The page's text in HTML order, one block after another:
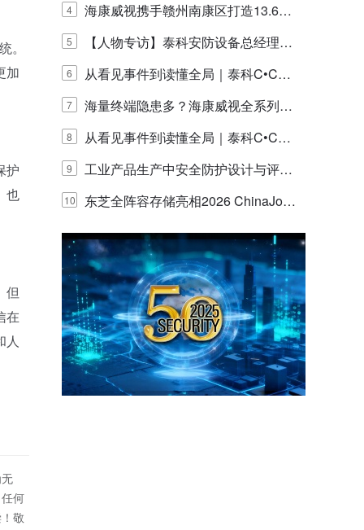
加
护
也
但
在
人
何
敬
能培训正式启动！
4
海康威视携手赣州南康区打造13.6公
里绿波网
5
【人物专访】泰科安防设备总经理张
宁解码安防出海新范式
6
从看见事件到读懂全局｜泰科C•CUR
E IQ 3.20开启安防运营智能新时代
7
海量终端隐患多？海康威视全系列物
联安全产品，四层守护更放心！
8
从看见事件到读懂全局｜泰科C•CUR
E IQ 3.20开启安防运营智能新时代
9
工业产品生产中安全防护设计与评估
的实践与探讨
10
东芝全阵容存储亮相2026 ChinaJo
y，以海量数据底座赋能“与AI同游”新
体验